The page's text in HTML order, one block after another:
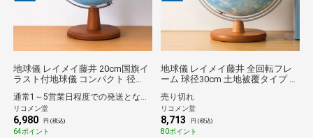
地球儀 レイメイ藤井 20cm国旗イ
ラスト付地球儀 コンパクト 径
ケール 行政タイプ 学習 自由研究
子供用 小学生 グローブ インテリ
ア プレゼント ギフト 知育 玩具
OYV221 【送料無料】
通常1～5営業日程度での発送となります。
リコメン堂
6,980 円 (税込)
64ポイント
地球儀 レイメイ藤井 全回転フレ
ーム 球径30cm 土地被覆タイプ 地
習 自由研究 子供用 グローブ イン
テリア 卓上 プレゼント ギフト 入
学祝い 知育 玩具 トイ OYV260
【送料無料】
売り切れ
リコメン堂
8,713 円 (税込)
80ポイント